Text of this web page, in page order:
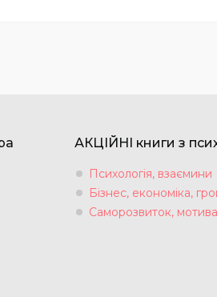
АКЦІЙНІ книги з
Психологія, взаємини
Бізнес, економіка,
Саморозвиток,